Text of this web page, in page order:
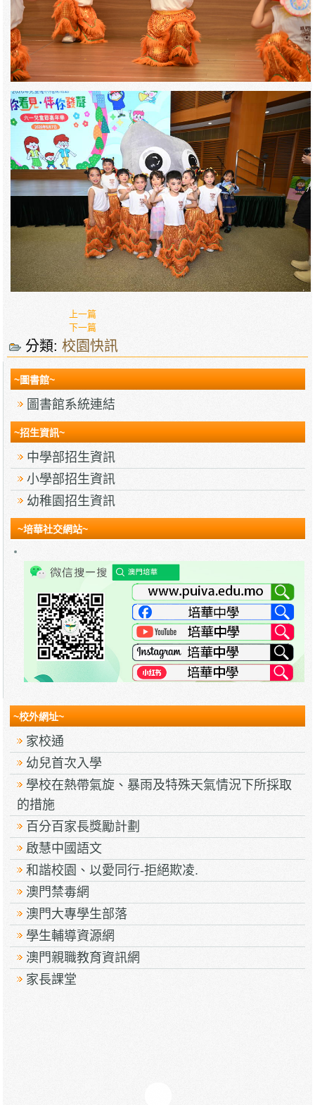
上一篇
下一篇
分類:校園快訊
~圖書館~
圖書館系統連結
~招生資訊~
中學部招生資訊
小學部招生資訊
幼稚園招生資訊
~培華社交網站~
~校外網址~
家校通
幼兒首次入學
學校在熱帶氣旋、暴雨及特殊天氣情況下所採取
的措施
百分百家長獎勵計劃
啟慧中國語文
和諧校園、以愛同行-拒絕欺凌.
澳門禁毒網
澳門大專學生部落
學生輔導資源網
澳門親職教育資訊網
家長課堂